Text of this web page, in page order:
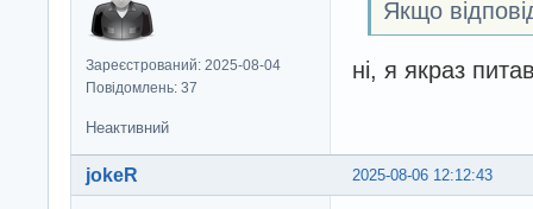
Зареєстрований: 2025-08-04
Повідомлень: 37
Якщо
ні, я якраз
Неактивний
2025-08-06 12:12:43
jokeR